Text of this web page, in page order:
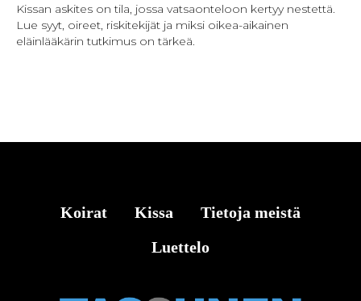
Kissan askites on tila, jossa vatsaonteloon kertyy nestettä.
Lue syyt, oireet, riskitekijät ja miksi oikea-aikainen
eläinlääkärin tutkimus on tärkeä.
Koirat Kissa
Tietoja meistä
Luettelo